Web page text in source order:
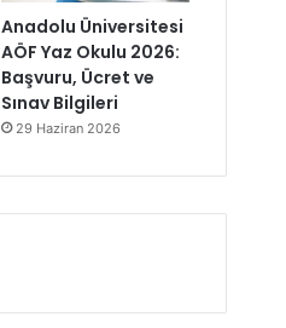
Anadolu Üniversitesi
AÖF Yaz Okulu 2026:
Başvuru, Ücret ve
Sınav Bilgileri
29 Haziran 2026